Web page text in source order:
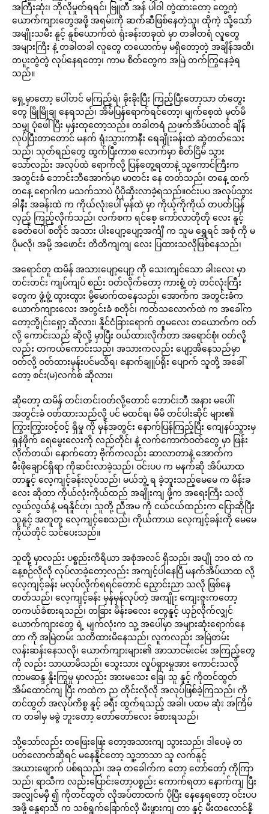
အကြီးဆုံး၊ ဘိုလိုမှုတ်ရရင်၊ ဗြူတီ အန် ပါဝါ တွဲထားတော့ တွေ့တဲ့
ယောက်ကျားတွေအဖို့ အရမ်းကို ဆက်ဆီဖြစ်နေတဲ့သူ၊ ထိုကဲ့ သို့သော်
အမျိုးသမီး နူင့် နူစ်ယောက်ထဲ ရုံးခန်းတခုထဲ မှာ တခါတရံ လူတွေ
အများကြီး နဲ့ တခါတခါ လူတွေ တယောက်မှ မရှိတော့တဲ့ အချိန်အထိ၊
တပူးတွဲတွဲ လုပ်နေရတော့၊ ကာမ စိတ်တွေက အမြဲ တက်ကြွနေခဲ့ရ
သည်။
ရှေ့မှာတော့ ပေါ်တင် မကြည့်ရဲ၊ ခိုးခိုးပြီး ကြည့်ပြီးတော့သာ တံတွေး
တွေ မြိုမြိုချ နေရသည်၊ အိမ်ပြန်ရောက်ရင်တော့၊ မျက်စေ့ထဲ မှတ်မိ
သမျှ ပုံဖေါ်ပြီး မှန်းထုတော့သည်။ တခါတရံ ညဖက်အိပ်ယာဝင် ချိန်
လုပ်ပြီးတာတောင် မနက် ရုံးသွားကာနီး ရေချိုးခန်းထဲ ဆွဲတတ်သေး
သည်၊ သုတ်ရည်တွေ ထွက်ပြီးကာစ လောက်မှာ စိတ်ငြိမ် သွား
သော်လည်း အလုပ်ထဲ ရောက်လို့ ပြန်တွေ့ရတာနဲ့ သူ့ကောင်ကြီးက
အတွင်းခံ ဘောင်းဘီအောက်မှာ မာတင်း နေ တတ်သည်၊ တနေ့ ထက်
တနေ့ ရောဂါက မသက်သာပဲ ပိုပိုဆိုးလာခဲ့ရသည်။ဝင်းပပ အလုပ်သွား
ခါနီး အခန်းထဲ က ကိုယ်လုံးပေါ် မှန်ထဲ မှာ ကိုယ့်ကိုကိုယ် တပတ်ပြန်
လှည့် ကြည့်လိုက်သည်၊ လက်စက ရင်စေ့ ကော်လာတိုတို လေး နူင့်
ခေတ်ပေါ် စတိုင် အသား ပါးပျော့ပျော့အင်္ကျီ က သူမ ရွှေရင် အစုံ ကို မ
ပိုမလို၊ အမို့ အဖောင်း တိတိကျကျ လေး ပြထားသလိုဖြစ်နေသည်၊
အရောင်တူ ထမိန် အသားပျော့ပျော့ ကို သေးကျင်သော ခါးလေး မှာ
တင်းတင်း ကျပ်ကျပ် စည်း ဝတ်လိုက်တော့ ကားစွံ့ တဲ့ တင်လုံးကြီး
တွေက ဖွံ့ဖွံ့ ထွားထွား မို့မောက်ထနေသည်၊ အောက်က အတွင်းခံက
ယောက်ကျားလေး အတွင်းခံ စတိုင်၊ ကတ်သလောက်ထဲ က အခေါ်က
တော့ဘွိုင်းရှော့ ဆိုလား၊ နိူင်ငံခြားရောက် တူမလေး တယောက်က ဝတ်
လို့ ကောင်းသည် ဆိုလို့ မှာပြီး ဝယ်ထားလိုက်တာ အရောင်စုံ၊ ဝတ်လို့
လည်း တကယ်ကောင်းသည်၊ အသားကလည်း ပျော့အိနေသည်မှာ
ဝတ်လို့ ဝတ်ထားမှန်းပင်မသိရ၊ နောက်ချူပ်ရိုး ပျောက် သူတို့ အခေါ်
တော့ စင်း(မ)လက်စ် ဆိုလား၊
ဆိုတော့ ထမိန် တင်းတင်းဝတ်လို့တောင် ဘောင်းဘီ အနား မပေါ်၊
အတွင်းခံ ဝတ်ထားသည်လို့ ပင် မထင်ရ၊ မိမိ တင်ပါးဆိုင် များ၏
ကြွားကြွားဝင့်ဝင့် ရှိမှု ကို မှန်အတွင်း နောက်ပြန်ကြည့်ပြီး ကျေနပ်သွားမှ
ရှနဲဖိုက် ရေမွေးလေးကို လည်တိုင်၊ နဲ့ လက်ကောက်ဝတ်တွေ မှာ ဖြန်း
လိုက်တယ်၊ နောက်တော့ ဗိုက်ကလည်း ဆာလာတာနဲ့ အောက်က
မီးဖိုချောင်ရှိရာ ကိုဆင်းလာခဲ့သည်၊ ဝင်းပပ က မနက်ဆို အိပ်ယာထ
တာနူင့် လေ့ကျင့်ခန်းလုပ်သည်၊ မယ်ဘွဲ့ ရ ခဲ့ဘူးသည့်မေမေ က မိန်းခ
လေး ဆိုတာ ကိုယ်လုံးကိုယ်ထည် အချိုးကျ ဖို့က အရေးကြီး သလို
လွယ်လွယ်နဲ့ မရနိူင်ဟု၊ သူတို့ ညီအမ ကို ငယ်ငယ်ထည်းက ပြောဆိုပြီး
သူနူင့် အတူတူ လေ့ကျင့်စေသည်၊ ကိုယ်ကာယ လေ့ကျင့်ခန်းကို မေမေ
ကိုယ်တိုင် သင်ပေးသည်။
သူတို့ မှာလည်း ပစ္စည်းကိရိယာ အစုံအလင် ရှိသည်၊ အပျို ဘ၀ ထဲ က
နေ့စဉ်လိုလို လုပ်လာခဲ့တော့လည်း အကျင့်ပါနေပြီ မနက်အိပ်ယာထ လို့
လေ့ကျင့်ခန်း မလုပ်လိုက်ရရင်တောင် ညှောင်းညာ သလို ဖြစ်နေ
တတ်သည်၊ လေ့ကျင့်ခန်း မှန်မှန်လုပ်တဲ့ အကျိုး ကျေးဇူးကတော့
တကယ်ခံစားရသည်၊ တခြား မိန်းခလေး တွေနူင့် ယှဉ်လိုက်လျှင်
ယောက်ကျားတွေ ရဲ့ မျက်လုံးက သူ့ အပေါ်မှာ အများဆုံးရောက်နေ
တာ ကို အမြဲတမ်း သတိထားမိနေသည်၊ လူကလည်း အမြဲတမ်း
လန်းဆန်းနေသလို၊ ယောက်ကျားများ၏ အာသာငမ်းငမ်း အကြည့်တွေ
ကို လည်း သာယာမိသည်၊ သွေးသား လှုပ်ရှားမှုအား ကောင်းသလို
ကာမဆန္ဒ နိူးကြွမှု မှာလည်း အားမသေး ခြေ၊ သူ နူင့် ကိုတင်ထွတ်
အိမ်ထောင်ကျ ပြီး ကထဲက ည တိုင်းလိုလို အလုပ်ဖြစ်ခဲ့ကြသည်၊ ကို
တင်ထွတ် အလုပ်ကိစ္စ နူင့် ခရီး ထွက်ရသည့် အခါ၊ ပထမ ဆုံး အကြိမ်
က တခါမှ မခွဲ ဘူးတော့ တော်တော်လေး ခံစားရသည်၊
သို့သော်လည်း တဖြေးဖြေး တော့အသားကျ သွားသည်၊ ဒါပေမဲ့ တ
ပတ်လောက်ဆိုရင် မနေနိူင်တော့ သူ့ဘာသာ သူ လက်နူင့်
အယားဖျောက် ပစ်ရသည်၊ အခု တခေါက်က တော့ တော်တော့် ကိုကြာ
သည်၊ ရာသီက လည်းပြောင်းတော့ပစ္စည်း ကောက်ရတာ နောက်ကျ ပြီး
အလျှင်မမှီ ၍ ကိုတင်ထွတ် လိုအပ်တာထက် ပိုပြီး နေနေရတော့ ဝင်းပပ
အဖို့ နွေရာသီ က သစ်ရွက်ခြောက်လို မီးဖွားကျ တာ နူင့် မီးထလောင်နိူ